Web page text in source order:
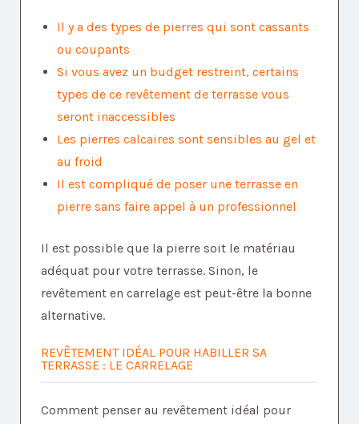
Il y a des types de pierres qui sont cassants
ou coupants
Si vous avez un budget restreint, certains
types de ce revêtement de terrasse vous
seront inaccessibles
Les pierres calcaires sont sensibles au gel et
au froid
Il est compliqué de poser une terrasse en
pierre sans faire appel à un professionnel
Il est possible que la pierre soit le matériau
adéquat pour votre terrasse. Sinon, le
revêtement en carrelage est peut-être la bonne
alternative.
REVÊTEMENT IDÉAL POUR HABILLER SA
TERRASSE : LE CARRELAGE
Comment penser au revêtement idéal pour